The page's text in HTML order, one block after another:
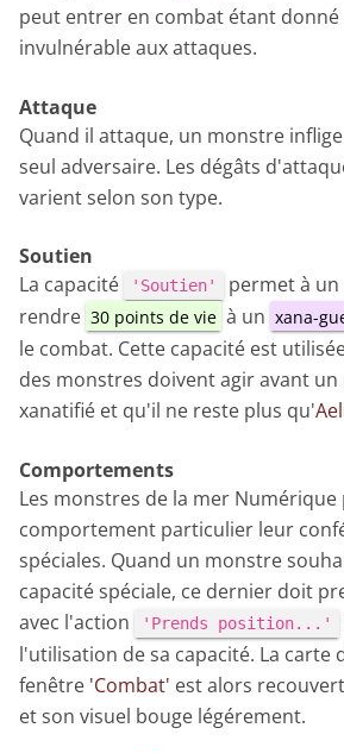
peut entrer en combat étant
invulnérable aux attaques.
Attaque
Quand il attaque, un monstre
seul adversaire. Les dégâts
varient selon son type.
Soutien
La capacité
'Soutien'
permet à
rendre 30 points de vie à un xana-
le combat. Cette capacité est
des monstres doivent agir avant
xanatifié et qu'il ne reste plus qu'
Comportements
Les monstres de la mer
comportement particulier leur
spéciales. Quand un monstre
capacité spéciale, ce dernier doit
avec l'action
'Prends position...'
l'utilisation de sa capacité. La carte
fenêtre 'Combat' est alors
et son visuel bouge légérement.